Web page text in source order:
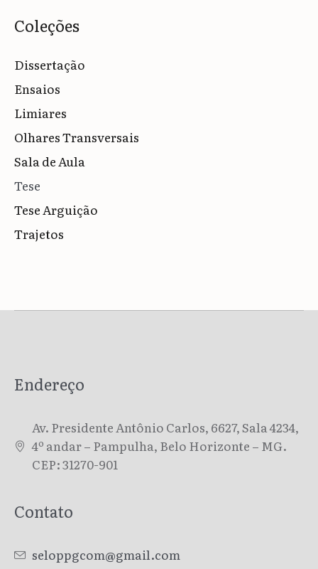
Coleções
Dissertação
Ensaios
Limiares
Olhares Transversais
Sala de Aula
Tese
Tese Arguição
Trajetos
Endereço
Av. Presidente Antônio Carlos, 6627, Sala 4234,
4º andar – Pampulha, Belo Horizonte – MG.
CEP: 31270-901
Contato
seloppgcom@gmail.com